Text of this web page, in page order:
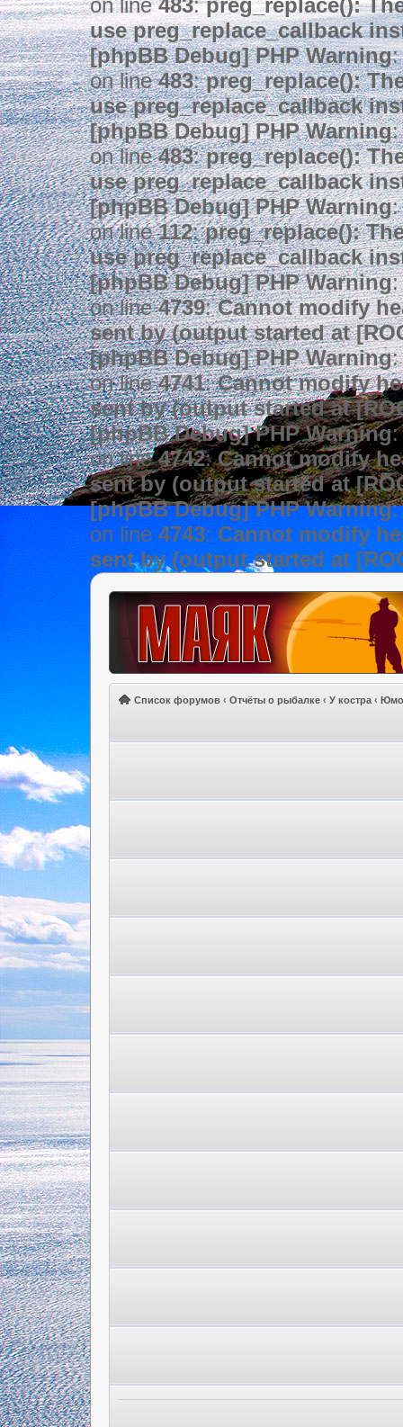
on line483:preg_replace():
use preg_replace_callback
[phpBB Debug] PHP Warning:
on line483:preg_replace():
use preg_replace_callback
[phpBB Debug] PHP Warning:
on line483:preg_replace():
use preg_replace_callback
[phpBB Debug] PHP Warning:
on line112:preg_replace():
use preg_replace_callback
[phpBB Debug] PHP Warning:
on line4739:Cannot modify
sent by (output started at
[phpBB Debug] PHP Warning:
on line4741:Cannot modify
sent by (output started at
[phpBB Debug] PHP Warning
on line4742:Cannot modify
sent by (output started at
[phpBB Debug] PHP Warning:
on line 4743: Cannot modify
sent by (output started at
Список форумов ‹ Отчёты о рыбалке ‹ У костра ‹